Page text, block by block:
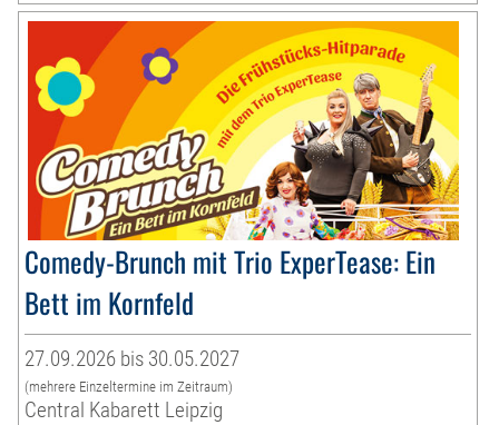
Comedy-Brunch mit Trio ExperTease: Ein
Bett im Kornfeld
27.09.2026 bis 30.05.2027
(mehrere Einzeltermine im Zeitraum)
Central Kabarett Leipzig